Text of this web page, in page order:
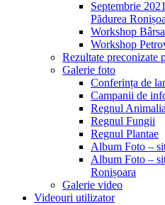
Septembrie
Pădurea
Workshop
Workshop
Rezultate preconizate
Galerie foto
Conferința de
Campanii de
Regnul Animalia
Regnul Fungii
Regnul Plantae
Album Foto –
Album Foto –
Ronișoara
Galerie video
Videouri utilizator